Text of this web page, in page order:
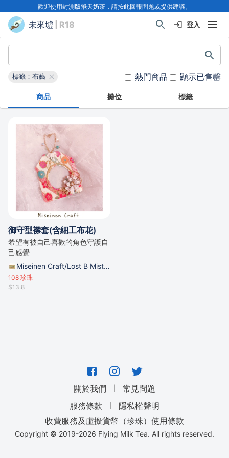
歡迎使用封測版飛天奶茶，請按此回報問題或提供建議。
未來墟 | R18 登入
標籤：布藝 熱門商品 顯示已售罄
商品 攤位 標籤
御守型襟套(含細工布花)
希望有被自己喜歡的角色守護自
己感覺
Miseinen Craft/Lost B Mist的攤位
108 珍珠
$13.8
關於我們 ｜
常見問題
服務條款
｜
隱私權聲明
收費服務及虛擬貨幣（珍珠）使用條款
Copyright © 2019-2026 Flying Milk Tea. All rights reserved.